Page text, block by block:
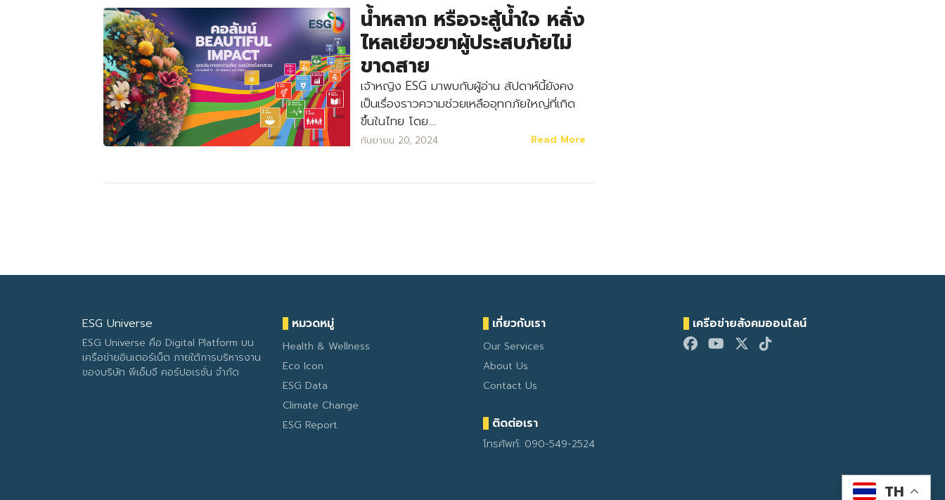
น้ำหลาก หรือจะสู้น้ำใจ หลั่ง
ไหลเยียวยาผู้ประสบภัยไม่
ขาดสาย
เจ้าหญิง ESG มาพบกับผู้อ่าน สัปดาห์นี้ยังคง
เป็นเรื่องราวความช่วยเหลืออุทกภัยใหญ่ที่เกิด
ขึ้นในไทย โดย…
กันยายน 20, 2024 Read More
ESG Universe
ESG Universe คือ Digital Platform บน
เครือข่ายอินเตอร์เน็ต ภายใต้การบริหารงาน
ของบริษัท พีเอ็มจี คอร์ปอเรชั่น จำกัด
หมวดหมู่
Health & Wellness
Eco Icon
ESG Data
Climate Change
ESG Report
เกี่ยวกับเรา
Our Services
About Us
Contact Us
ติดต่อเรา
โทรศัพท์: 090-549-2524
เครือข่ายสังคมออนไลน์
TH